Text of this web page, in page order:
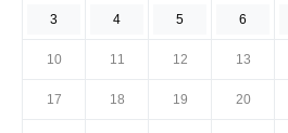
3 4 5 6
10 11 12 13
17 18 19 20